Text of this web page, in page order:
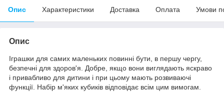
Опис Характеристики Доставка Оплата Умови
Опис
Іграшки для самих маленьких повинні бути, в першу чергу,
безпечні для здоров'я. Добре, якщо вони виглядають яскраво
і привабливо для дитини і при цьому мають розвиваючі
функції. Набір м'яких кубиків відповідає всім цим вимогам.